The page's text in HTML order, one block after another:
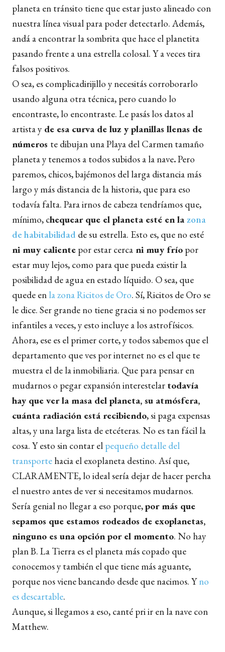
planeta en tránsito tiene que estar justo alineado con
nuestra línea visual para poder detectarlo. Además,
andá a encontrar la sombrita que hace el planetita
pasando frente a una estrella colosal. Y a veces tira
falsos positivos.
O sea, es complicadirijillo y necesitás corroborarlo
usando alguna otra técnica, pero cuando lo
encontraste, lo encontraste. Le pasás los datos al
artista y de esa curva de luz y planillas llenas de
números te dibujan una Playa del Carmen tamaño
planeta y tenemos a todos subidos a la nave.Pero
paremos, chicos, bajémonos del larga distancia más
largo y más distancia de la historia, que para eso
todavía falta. Para irnos de cabeza tendríamos que,
mínimo, chequear que el planeta esté en la zona
de habitabilidad de su estrella. Esto es, que no esté
ni muy caliente por estar cerca ni muy frío por
estar muy lejos, como para que pueda existir la
posibilidad de agua en estado líquido. O sea, que
quede en la zona Ricitos de Oro. Sí, Ricitos de Oro se
le dice. Ser grande no tiene gracia si no podemos ser
infantiles a veces, y esto incluye a los astrofísicos.
Ahora, ese es el primer corte, y todos sabemos que el
departamento que ves por internet no es el que te
muestra el de la inmobiliaria. Que para pensar en
mudarnos o pegar expansión interestelar todavía
hay que ver la masa del planeta, su atmósfera,
cuánta radiación está recibiendo, si paga expensas
altas, y una larga lista de etcéteras. No es tan fácil la
cosa. Y esto sin contar el pequeño detalle del
transporte hacia el exoplaneta destino. Así que,
CLARAMENTE, lo ideal sería dejar de hacer percha
el nuestro antes de ver si necesitamos mudarnos.
Sería genial no llegar a eso porque,por más que
sepamos que estamos rodeados de exoplanetas,
ninguno es una opción por el momento. No hay
plan B. La Tierra es el planeta más copado que
conocemos y también el que tiene más aguante,
porque nos viene bancando desde que nacimos. Yno
es descartable.
Aunque, si llegamos a eso, canté pri ir en la nave con
Matthew.